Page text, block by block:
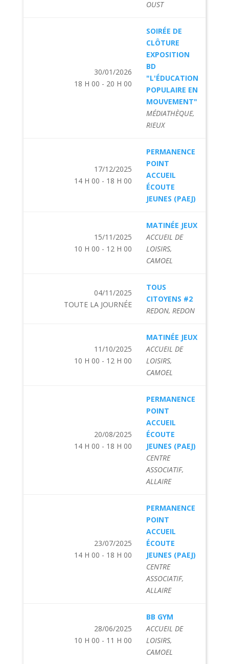
OUST
30/01/2026
18 H 00 - 20 H 00
SOIRÉE DE
CLÔTURE
EXPOSITION
BD
"L'ÉDUCATION
POPULAIRE EN
MOUVEMENT"
MÉDIATHÈQUE,
RIEUX
17/12/2025
14 H 00 - 18 H 00
PERMANENCE
POINT
ACCUEIL
ÉCOUTE
JEUNES (PAEJ)
15/11/2025
10 H 00 - 12 H 00
MATINÉE JEUX
ACCUEIL DE
LOISIRS,
CAMOEL
04/11/2025
TOUTE LA JOURNÉE
TOUS
CITOYENS #2
REDON, REDON
11/10/2025
10 H 00 - 12 H 00
MATINÉE JEUX
ACCUEIL DE
LOISIRS,
CAMOEL
20/08/2025
14 H 00 - 18 H 00
PERMANENCE
POINT
ACCUEIL
ÉCOUTE
JEUNES (PAEJ)
CENTRE
ASSOCIATIF,
ALLAIRE
23/07/2025
14 H 00 - 18 H 00
PERMANENCE
POINT
ACCUEIL
ÉCOUTE
JEUNES (PAEJ)
CENTRE
ASSOCIATIF,
ALLAIRE
28/06/2025
10 H 00 - 11 H 00
BB GYM
ACCUEIL DE
LOISIRS,
CAMOEL